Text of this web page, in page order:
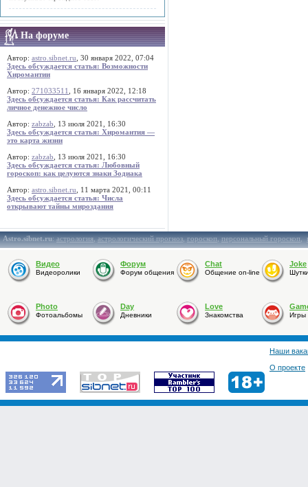
На форуме
Автор: astro.sibnet.ru , 30 января 2022, 07:04
Здесь обсуждается статья: Возможности
Хиромантии
Автор: 271033511
, 16 января 2022, 12:18
Здесь обсуждается статья: Как рассчитать
личное денежное число
Автор: zabzab , 13 июля 2021, 16:30
Здесь обсуждается статья: Хиромантия —
это карта жизни
Автор: zabzab , 13 июля 2021, 16:30
Здесь обсуждается статья: Любовный
гороскоп: как целуются знаки Зодиака
Автор: astro.sibnet.ru , 11 марта 2021, 00:11
Здесь обсуждается статья: Числа
открывают тайны мироздания
Astro.sibnet.ru:астрология,астрологический прогноз,гороскоп,персональный гороскоп,
Видео
Видеоролики
Форум
Форум общения
Chat
Общение on-line
Joke
Photo
Фотоальбомы
Day
Дневники
Love
Знакомства Игры
Наши
О проекте